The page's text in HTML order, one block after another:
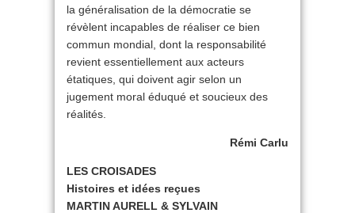
la généralisation de la démocratie se
révèlent incapables de réaliser ce bien
commun mondial, dont la responsabilité
revient essentiellement aux acteurs
étatiques, qui doivent agir selon un
jugement moral éduqué et soucieux des
réalités.
Rémi Carlu
LES CROISADES
Histoires et idées reçues
MARTIN AURELL & SYLVAIN